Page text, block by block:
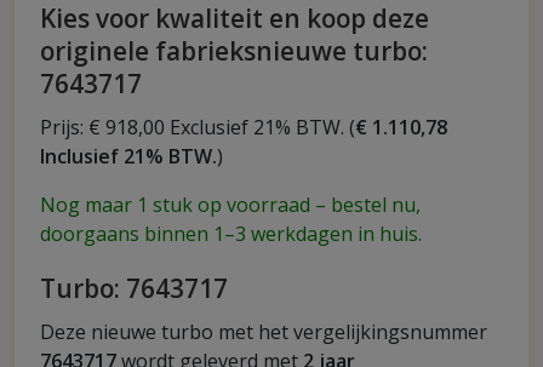
Kies voor kwaliteit en koop deze
originele fabrieksnieuwe turbo:
7643717
Prijs: € 918,00 Exclusief 21% BTW. (€ 1.110,78
Inclusief 21% BTW.)
Nog maar 1 stuk op voorraad – bestel nu,
doorgaans binnen 1–3 werkdagen in huis.
Turbo: 7643717
Deze nieuwe turbo met het vergelijkingsnummer
7643717wordt geleverd met 2 jaar